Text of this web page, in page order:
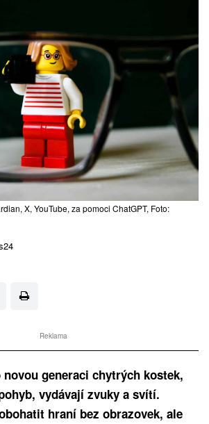
X, YouTube, za pomoci ChatGPT, Foto:
Reklama
generaci chytrých kostek,
vydávají zvuky a svítí.
hraní bez obrazovek, ale